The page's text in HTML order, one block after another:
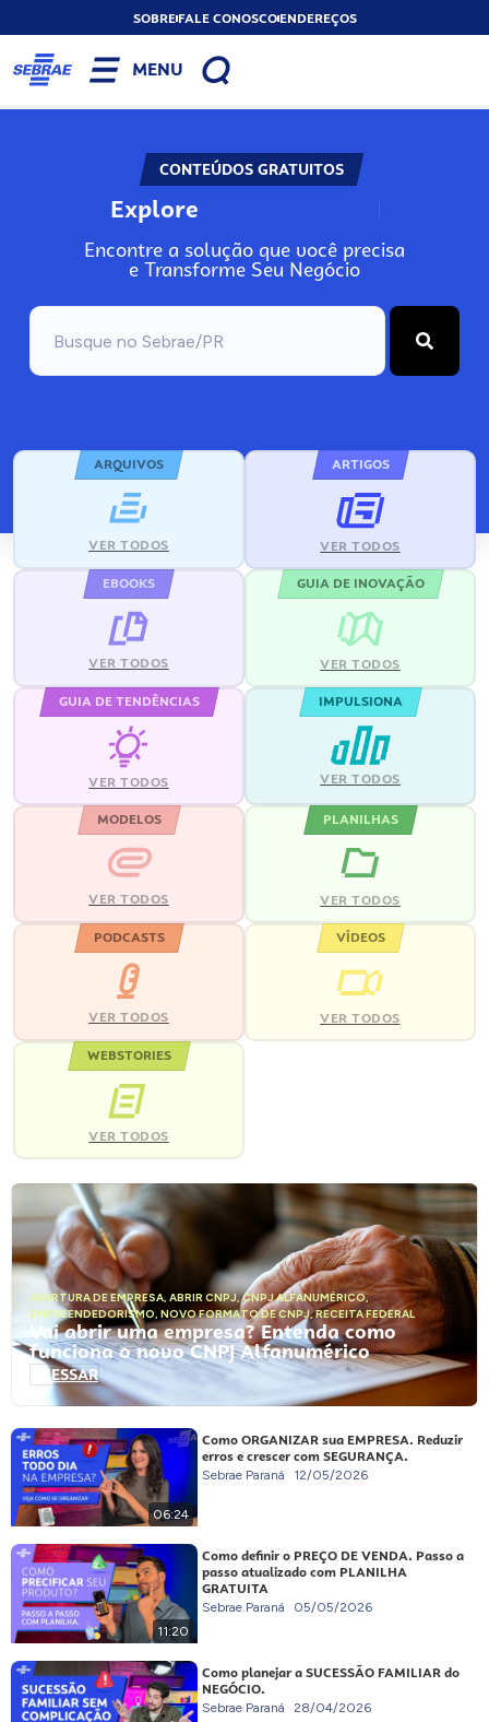
SOBREFALE CONOSCOENDEREÇOS
MENU
CONTEÚDOS GRATUITOS
Explore N
Encontre a solução que você precisa
e Transforme Seu Negócio
ARQUIVOS
VER TODOS
ARTIGOS
VER TODOS
EBOOKS
VER TODOS
GUIA DE INOVAÇÃO
VER TODOS
GUIA DE TENDÊNCIAS
VER TODOS
IMPULSIONA
VER TODOS
MODELOS
VER TODOS
PLANILHAS
VER TODOS
PODCASTS
VER TODOS
VÍDEOS
VER TODOS
WEBSTORIES
VER TODOS
ABERTURA DE EMPRESA, ABRIR CNPJ,CNPJ ALFANUMÉRICO,
EMPREENDEDORISMO, NOVO FORMATO DE CNPJ,RECEITA FEDERAL
Vai abrir uma empresa? Entenda como
funciona o novo CNPJ Alfanumérico
ACESSAR
06:24
Como ORGANIZAR sua EMPRESA. Reduzir
erros e crescer com SEGURANÇA.
Sebrae Paraná 12/05/2026
11:20
Como definir o PREÇO DE VENDA. Passo a
passo atualizado com PLANILHA
GRATUITA
Sebrae Paraná 05/05/2026
Como planejar a SUCESSÃO FAMILIAR do
NEGÓCIO.
Sebrae Paraná 28/04/2026